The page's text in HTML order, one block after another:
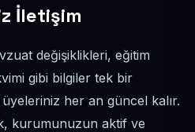
İletişim
değişiklikleri, eğitim
gibi bilgiler tek bir
her an güncel kalır.
kurumunuzun aktif ve